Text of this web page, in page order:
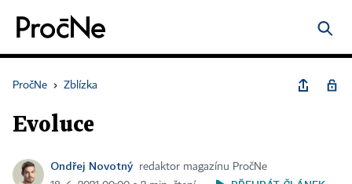
PročNe › Zblízka
Evoluce
Ondřej Novotný
redaktor magazínu PročNe